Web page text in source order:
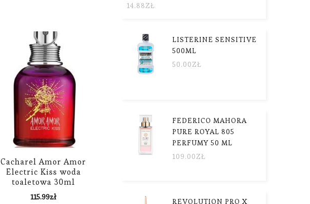
Cacharel Amor Amor
Electric Kiss woda
toaletowa 30ml
115.99zł
14.88ZŁ
LISTERINE SENSITIVE
500ML
50.00ZŁ
FEDERICO MAHORA
PURE ROYAL 805
PERFUMY 50 ML
109.00ZŁ
REVOLUTION PRO X